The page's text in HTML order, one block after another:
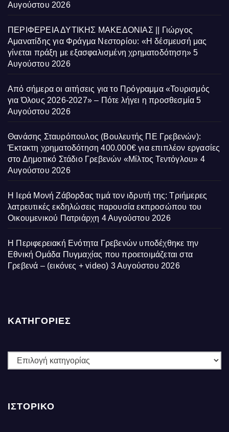
Αυγούστου 2026
ΠΕΡΙΦΕΡΕΙΑ ΔΥΤΙΚΗΣ ΜΑΚΕΔΟΝΙΑΣ || Γιώργος
Αμανατίδης για Φράγμα Νεστορίου: «Η δέσμευσή μας
γίνεται πράξη με εξασφαλισμένη χρηματοδότηση» 5
Αυγούστου 2026
Από σήμερα οι αιτήσεις για το Πρόγραμμα «Τουρισμός
για Όλους 2026-2027» – Πότε λήγει η προσθεσμία 5
Αυγούστου 2026
Θανάσης Σταυρόπουλος (Βουλευτής ΠΕ Γρεβενών):
Έκτακτη χρηματοδότηση 400.000€ για επιπλέον εργασίες
στο Δημοτικό Στάδιο Γρεβενών «Μίλτος Τεντόγλου» 4
Αυγούστου 2026
Η Ιερά Μονή Ζάβορδας τιμά τον ιδρυτή της: Τριήμερες
λατρευτικές εκδηλώσεις παρουσία εκπροσώπου του
Οικουμενικού Πατριάρχη 4 Αυγούστου 2026
Η Περιφερειακή Ενότητα Γρεβενών υποδέχθηκε την
Εθνική Ομάδα Πυγμαχίας που προετοιμάζεται στα
Γρεβενά – (εικόνες + video) 3 Αυγούστου 2026
ΚΑΤΗΓΟΡΙΕΣ
ΚΑΤΗΓΟΡΙΕΣ
ΙΣΤΟΡΙΚΌ